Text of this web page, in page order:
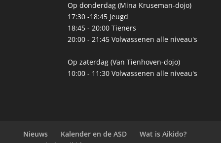
Op donderdag (Mina Kruseman-dojo)
17:30 -18:45 Jeugd
18:45 - 20:00 Tieners
20:00 - 21:45 Volwassenen alle niveau's
Op zaterdag (Van Tienhoven-dojo)
10:00 - 11:30 Volwassenen alle niveau's
Nieuws Kalender en de ASD
Wat is Aikido?